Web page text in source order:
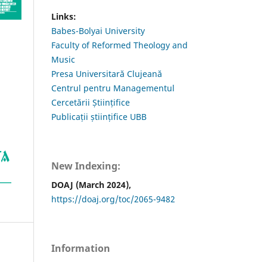
Links:
Babes-Bolyai University
Faculty of Reformed Theology and
Music
Presa Universitară Clujeană
Centrul pentru Managementul
Cercetării Științifice
Publicații științifice UBB
New Indexing:
DOAJ (March 2024),
https://doaj.org/toc/2065-9482
Information